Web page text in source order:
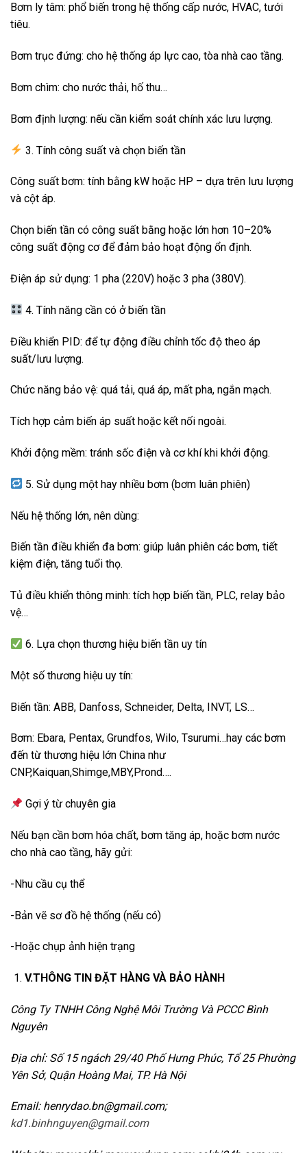
Bơm ly tâm: phổ biến trong hệ thống cấp nước, HVAC, tưới
tiêu.
Bơm trục đứng: cho hệ thống áp lực cao, tòa nhà cao tầng.
Bơm chìm: cho nước thải, hố thu…
Bơm định lượng: nếu cần kiểm soát chính xác lưu lượng.
3. Tính công suất và chọn biến tần
Công suất bơm: tính bằng kW hoặc HP – dựa trên lưu lượng
và cột áp.
Chọn biến tần có công suất bằng hoặc lớn hơn 10–20%
công suất động cơ để đảm bảo hoạt động ổn định.
Điện áp sử dụng: 1 pha (220V) hoặc 3 pha (380V).
4. Tính năng cần có ở biến tần
Điều khiển PID: để tự động điều chỉnh tốc độ theo áp
suất/lưu lượng.
Chức năng bảo vệ: quá tải, quá áp, mất pha, ngắn mạch.
Tích hợp cảm biến áp suất hoặc kết nối ngoài.
Khởi động mềm: tránh sốc điện và cơ khí khi khởi động.
5. Sử dụng một hay nhiều bơm (bơm luân phiên)
Nếu hệ thống lớn, nên dùng:
Biến tần điều khiển đa bơm: giúp luân phiên các bơm, tiết
kiệm điện, tăng tuổi thọ.
Tủ điều khiển thông minh: tích hợp biến tần, PLC, relay bảo
vệ…
6. Lựa chọn thương hiệu biến tần uy tín
Một số thương hiệu uy tín:
Biến tần: ABB, Danfoss, Schneider, Delta, INVT, LS…
Bơm: Ebara, Pentax, Grundfos, Wilo, Tsurumi…hay các bơm
đến từ thương hiệu lớn China như
CNP,Kaiquan,Shimge,MBY,Prond….
Gợi ý từ chuyên gia
Nếu bạn cần bơm hóa chất, bơm tăng áp, hoặc bơm nước
cho nhà cao tầng, hãy gửi:
-Nhu cầu cụ thể
-Bản vẽ sơ đồ hệ thống (nếu có)
-Hoặc chụp ảnh hiện trạng
V.THÔNG TIN ĐẶT HÀNG VÀ BẢO HÀNH
Công Ty TNHH Công Nghệ Môi Trường Và PCCC Bình
Nguyên
Địa chỉ: Số 15 ngách 29/40 Phố Hưng Phúc, Tổ 25 Phường
Yên Sở, Quận Hoàng Mai, TP. Hà Nội
Email: henrydao.bn@gmail.com;
kd1.binhnguyen@gmail.com